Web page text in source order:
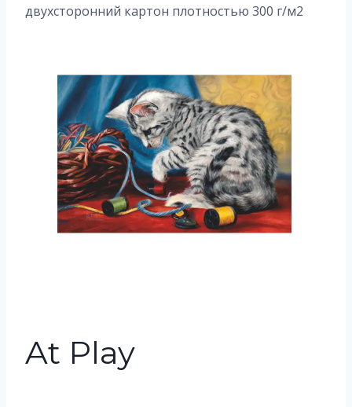
двухсторонний картон плотностью 300 г/м2
At Play